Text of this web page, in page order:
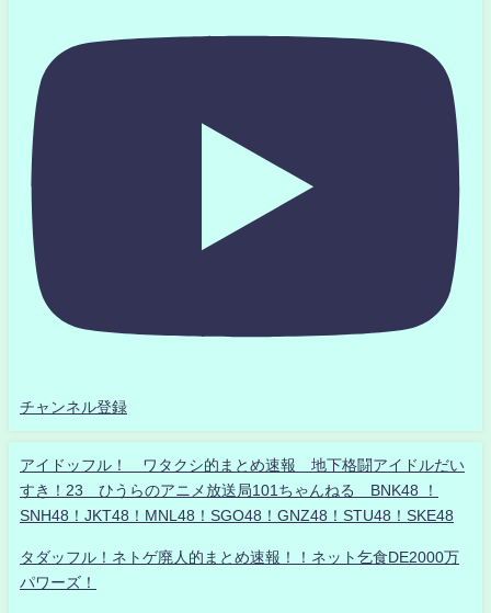
チャンネル登録
アイドッフル！ ワタクシ的まとめ速報 地下格闘アイドルだい
すき！23 ひうらのアニメ放送局101ちゃんねる BNK48 ！
SNH48！JKT48！MNL48！SGO48！GNZ48！STU48！SKE48
タダッフル！ネトゲ廃人的まとめ速報！！ネット乞食DE2000万
パワーズ！